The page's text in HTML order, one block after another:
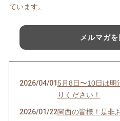
ています。
メルマガ
2026/04/015月8日〜10日は明
りください！
2026/01/22関西の皆様！是非